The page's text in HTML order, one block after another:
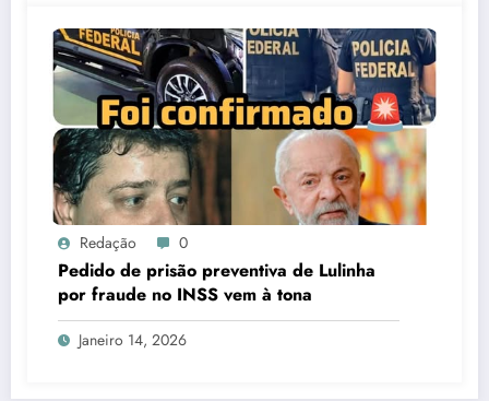
Redação 0
Pedido de prisão preventiva de Lulinha
por fraude no INSS vem à tona
Janeiro 14, 2026